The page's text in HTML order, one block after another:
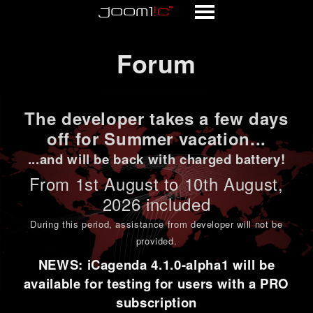
Forum
The developer takes a few days
off for Summer vacation...
...and will be back with charged battery!
From 1stAugust to 10th August,
2026 included
During this period,assistance from developer will not be
provided.
NEWS: iCagenda 4.1.0-alpha1 will be
available for testing for users with a PRO
subscription